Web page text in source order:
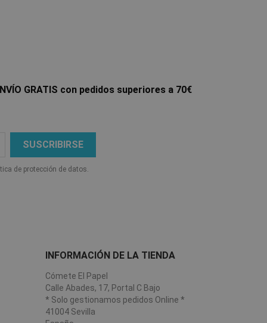
GRATIS con pedidos superiores a 70€
de protección de datos.
INFORMACIÓN DE LA TIENDA
Cómete El Papel
Calle Abades, 17, Portal C Bajo
* Solo gestionamos pedidos Online *
41004 Sevilla